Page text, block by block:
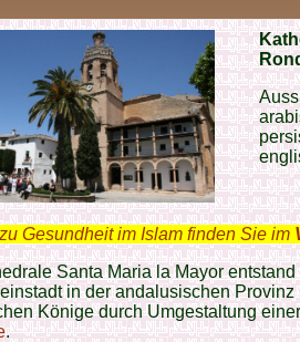
Gesundheit im Islam finden Sie im
Santa Maria la Mayor
in der andalusischen
Könige durch Umgestaltung
.